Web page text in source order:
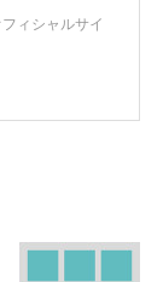
ィシャルサイ